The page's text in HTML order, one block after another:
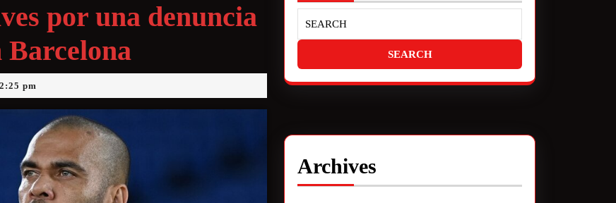
por una denuncia
Barcelona
2:25 pm
Archives